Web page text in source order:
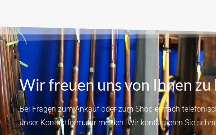
Wir freuen uns von Ihnen zu
Bei Fragen zum Ankauf oder zum Shop einfach
unser Kontaktformularmelden.Wir kontaktieren Sie